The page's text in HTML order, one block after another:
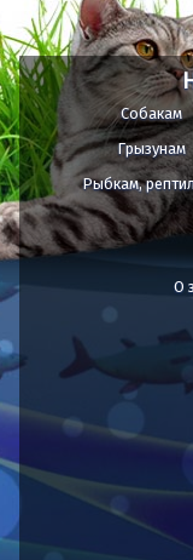
Собакам
Грызунам
Рыбкам,
О